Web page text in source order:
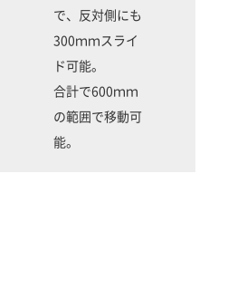
で、反対側にも
300ｍｍスライ
ド可能。
合計で600ｍｍ
の範囲で移動可
能。